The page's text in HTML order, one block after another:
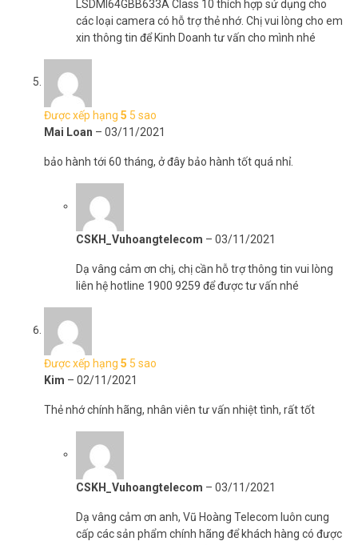
LSDMI64GBB633A Class 10 thích hợp sử dụng cho
các loại camera có hỗ trợ thẻ nhớ. Chị vui lòng cho em
xin thông tin để Kinh Doanh tư vấn cho mình nhé
Được xếp hạng 5 5 sao
Mai Loan – 03/11/2021
bảo hành tới 60 tháng, ở đây bảo hành tốt quá nhỉ.
CSKH_Vuhoangtelecom – 03/11/2021
Dạ vâng cảm ơn chị, chị cần hỗ trợ thông tin vui lòng
liên hệ hotline 1900 9259 để được tư vấn nhé
Được xếp hạng 5 5 sao
Kim – 02/11/2021
Thẻ nhớ chính hãng, nhân viên tư vấn nhiệt tình, rất tốt
CSKH_Vuhoangtelecom – 03/11/2021
Dạ vâng cảm ơn anh, Vũ Hoàng Telecom luôn cung
cấp các sản phẩm chính hãng để khách hàng có được